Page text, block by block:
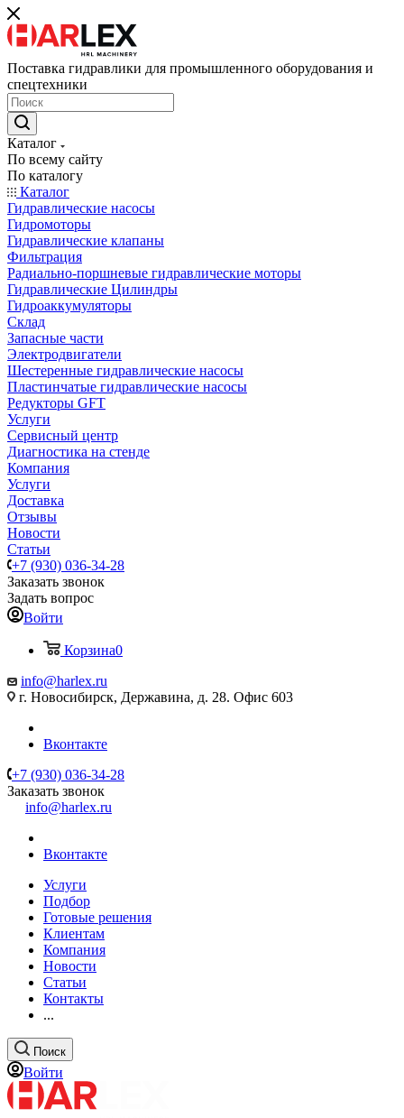
Поставка гидравлики для промышленного оборудования и
спецтехники
Каталог
По всему сайту
По каталогу
Каталог
Гидравлические насосы
Гидромоторы
Гидравлические клапаны
Фильтрация
Радиально-поршневые гидравлические моторы
Гидравлические Цилиндры
Гидроаккумуляторы
Склад
Запасные части
Электродвигатели
Шестеренные гидравлические насосы
Пластинчатые гидравлические насосы
Редукторы GFT
Услуги
Сервисный центр
Диагностика на стенде
Компания
Услуги
Доставка
Отзывы
Новости
Статьи
+7 (930) 036-34-28
Заказать звонок
Задать вопрос
Войти
Корзина0
info@harlex.ru
г. Новосибирск, Державина, д. 28. Офис 603
Вконтакте
+7 (930) 036-34-28
Заказать звонок
info@harlex.ru
Вконтакте
Услуги
Подбор
Готовые решения
Клиентам
Компания
Новости
Статьи
Контакты
...
Поиск
Войти